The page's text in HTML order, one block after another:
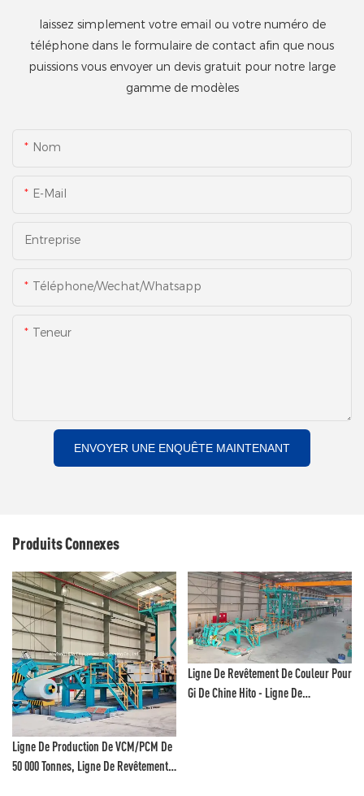
laissez simplement votre email ou votre numéro de
téléphone dans le formulaire de contact afin que nous
puissions vous envoyer un devis gratuit pour notre large
gamme de modèles
Nom
E-Mail
Entreprise
Téléphone/Wechat/Whatsapp
Teneur
ENVOYER UNE ENQUÊTE MAINTENANT
Produits Connexes
Ligne De Production De VCM/PCM De
50 000 Tonnes, Ligne De Revêtement
Ligne De Revêtement De Couleur Pour
Gi De Chine Hito - Ligne De